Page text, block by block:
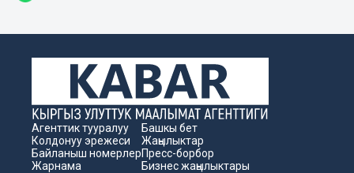
Агенттик тууралуу
Колдонуу эрежеси
Байланыш номерлер
Жарнама
Башкы бет
Жаңылыктар
Пресс-борбор
Бизнес жаңылыктары